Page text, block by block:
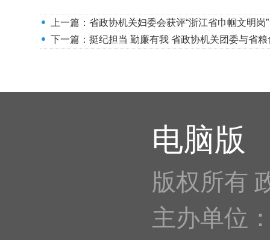
上一篇： 省政协机关妇委会获评“浙江省巾帼文明
下一篇： 挺纪担当 勤廉有我 省政协机关团委与省
电脑版
版权所有
主办单位